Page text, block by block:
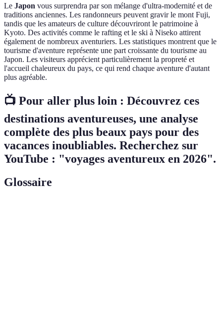
Le Japon vous surprendra par son mélange d'ultra-modernité et de
traditions anciennes. Les randonneurs peuvent gravir le mont Fuji,
tandis que les amateurs de culture découvriront le patrimoine à
Kyoto. Des activités comme le rafting et le ski à Niseko attirent
également de nombreux aventuriers. Les statistiques montrent que le
tourisme d'aventure représente une part croissante du tourisme au
Japon. Les visiteurs apprécient particulièrement la propreté et
l'accueil chaleureux du pays, ce qui rend chaque aventure d'autant
plus agréable.
📺 Pour aller plus loin : Découvrez ces
destinations aventureuses, une analyse
complète des plus beaux pays pour des
vacances inoubliables. Recherchez sur
YouTube : "voyages aventureux en 2026".
Glossaire